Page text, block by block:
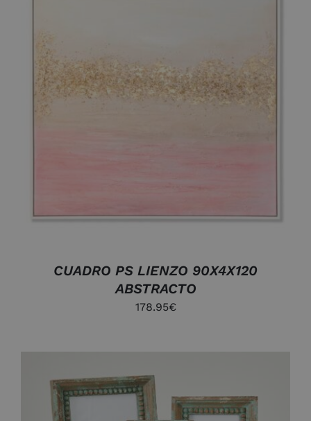
DETALLES
CUADRO PS LIENZO 90X4X120
ABSTRACTO
178.95€